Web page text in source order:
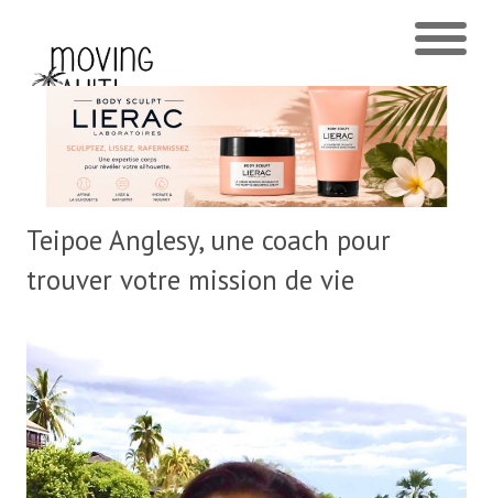
Teipoe Anglesy, une coach pour
trouver votre mission de vie